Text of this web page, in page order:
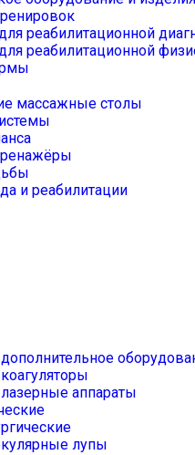
реабилитационной
реабилитационной
массажные столы
и реабилитации
аппараты
лупы